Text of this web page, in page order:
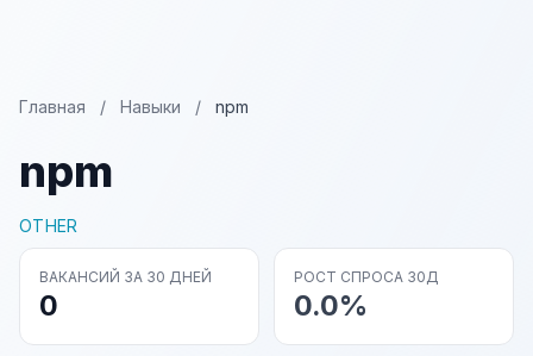
Главная / Навыки / npm
npm
OTHER
ВАКАНСИЙ ЗА 30 ДНЕЙ
0
РОСТ СПРОСА 30Д
0.0%